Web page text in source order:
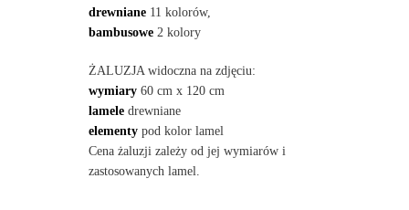
drewniane11 kolorów,
bambusowe2 kolory
ŻALUZJA widoczna na zdjęciu:
wymiary60 cm x 120 cm
lameledrewniane
elementypod kolor lamel
Cena żaluzji zależy od jej wymiarów i
zastosowanych lamel.